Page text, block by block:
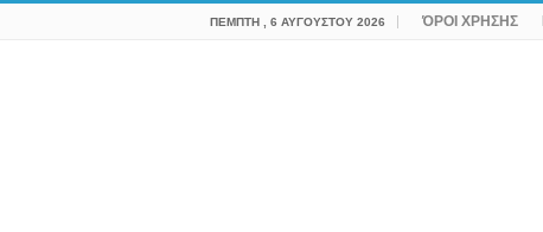
ΠΈΜΠΤΗ , 6 ΑΥΓΟΎΣΤΟΥ 2026 ΌΡΟΙ ΧΡΗΣΗΣ